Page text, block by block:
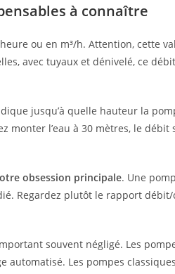
à connaître
ou en m³/h. Attention, cette
avec tuyaux et dénivelé, ce
jusqu’à quelle hauteur la
monter l’eau à 30 mètres, le
obsession principale. Une
Regardez plutôt le rapport
souvent négligé. Les
Les pompes